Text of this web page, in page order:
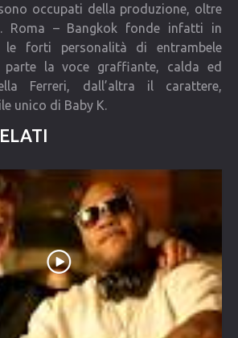
occupati della produzione, oltre
Roma – Bangkok fonde infatti in
le forti personalità di entrambele
la voce graffiante, calda ed
Ferreri, dall’altra il carattere,
unico di Baby K.